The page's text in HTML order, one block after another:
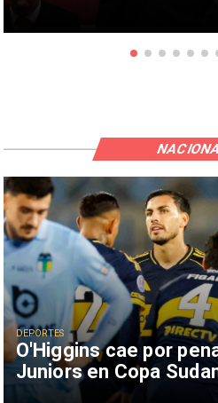
O'Higgins cae por
Juniors en Copa
DEPORTES